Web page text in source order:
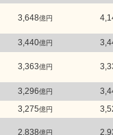
3,648億円
3,440億円
3,363億円
3,296億円
3,275億円
2,838億円